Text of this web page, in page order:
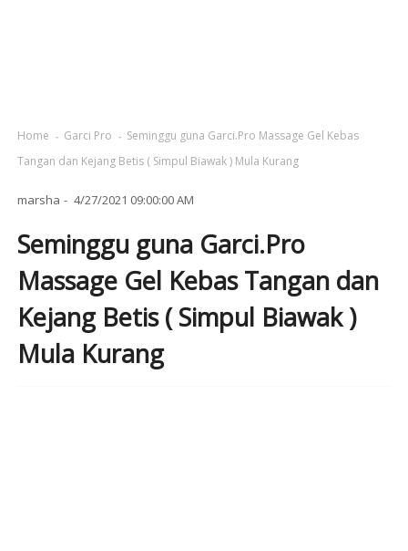
Home Garci Pro
Seminggu guna Garci.Pro Massage Gel Kebas
Tangan dan Kejang Betis ( Simpul Biawak ) Mula Kurang
marsha 4/27/2021 09:00:00 AM
Seminggu guna Garci.Pro
Massage Gel Kebas Tangan dan
Kejang Betis ( Simpul Biawak )
Mula Kurang